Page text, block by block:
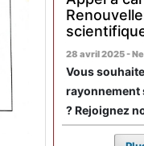
28 avril 2025 -
Vous
rayonnement
? Rejoignez